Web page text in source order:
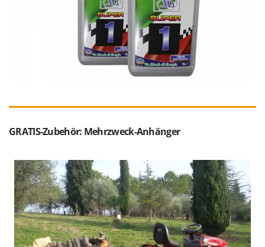
GRATIS-Zubehör: Mehrzweck-Anhänger